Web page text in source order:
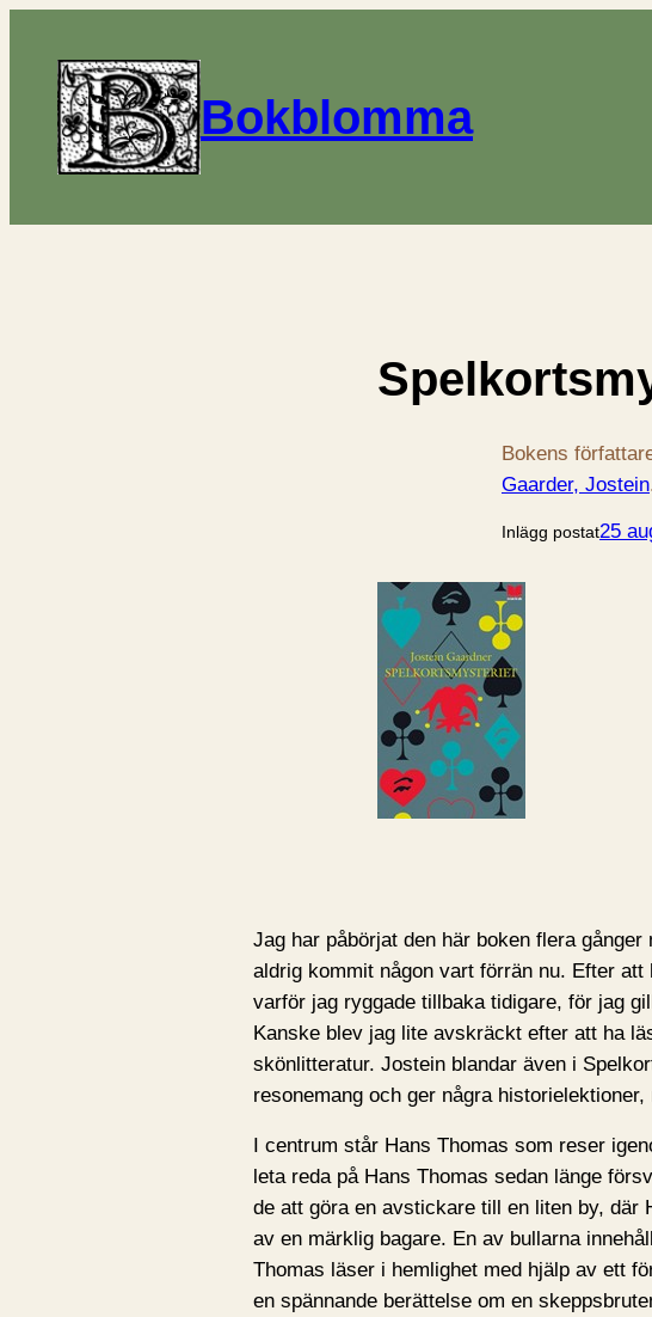
Bokblomma
Bokens
Gaarder, Jostein
Inlägg postat25
Jag har påbörjat den här boken flera
aldrig kommit någon vart förrän nu. Efter
varför jag ryggade tillbaka tidigare, för jag
Kanske blev jag lite avskräckt efter att ha
skönlitteratur. Jostein blandar även i
resonemang och ger några
I centrum står Hans Thomas som reser
leta reda på Hans Thomas sedan länge
de att göra en avstickare till en liten by, där
av en märklig bagare. En av bullarna
Thomas läser i hemlighet med hjälp av ett
en spännande berättelse om en